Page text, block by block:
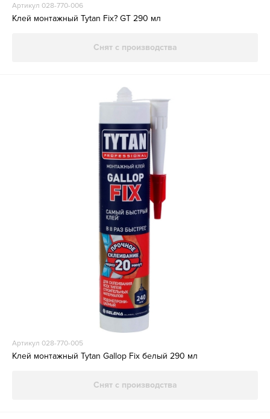
Артикул 028-770-006
Клей монтажный Tytan Fix? GT 290 мл
Снят с производства
Артикул 028-770-005
Клей монтажный Tytan Gallop Fix белый 290 мл
Снят с производства